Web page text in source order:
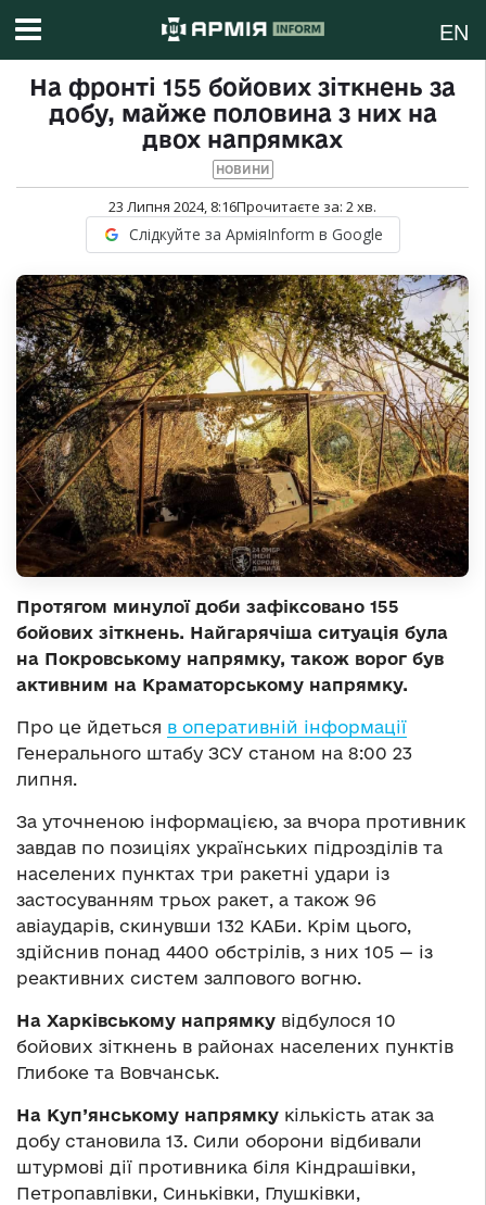
EN
На фронті 155 бойових зіткнень за
добу, майже половина з них на
двох напрямках
НОВИНИ
23 Липня 2024, 8:16Прочитаєте за: 2хв.
Слідкуйте за АрміяInform в Google
Протягом минулої доби зафіксовано 155
бойових зіткнень. Найгарячіша ситуація була
на Покровському напрямку, також ворог був
активним на Краматорському напрямку.
Про це йдеться в оперативній інформації
Генерального штабу ЗСУ станом на 8:00 23
липня.
За уточненою інформацією, за вчора противник
завдав по позиціях українських підрозділів та
населених пунктах три ракетні удари із
застосуванням трьох ракет, а також 96
авіаударів, скинувши 132 КАБи. Крім цього,
здійснив понад 4400 обстрілів, з них 105 — із
реактивних систем залпового вогню.
На Харківському напрямку відбулося 10
бойових зіткнень в районах населених пунктів
Глибоке та Вовчанськ.
На Куп’янському напрямку кількість атак за
добу становила 13. Сили оборони відбивали
штурмові дії противника біля Кіндрашівки,
Петропавлівки, Синьківки, Глушківки,